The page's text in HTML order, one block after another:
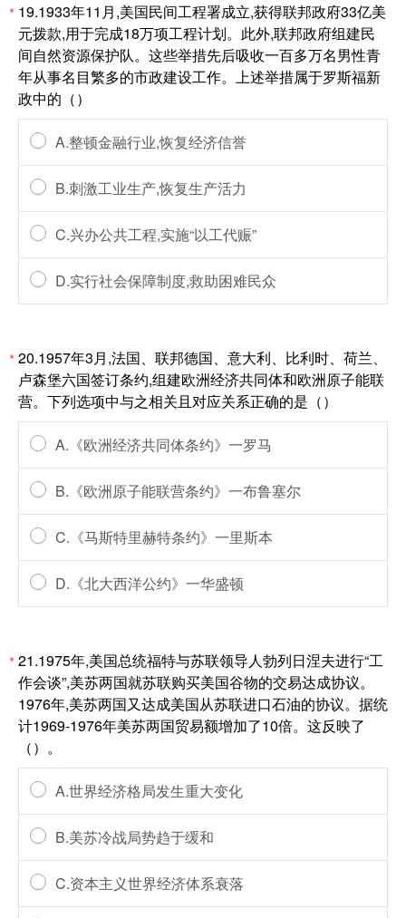
* 19.1933年11月,美国民间工程署成立,获得联邦政府33亿美
元拨款,用于完成18万项工程计划。此外,联邦政府组建民
间自然资源保护队。这些举措先后吸收一百多万名男性青
年从事名目繁多的市政建设工作。上述举措属于罗斯福新
政中的（）
A.整顿金融行业,恢复经济信誉
B.刺激工业生产,恢复生产活力
C.兴办公共工程,实施“以工代赈”
D.实行社会保障制度,救助困难民众
*20.1957年3月,法国、联邦德国、意大利、比利时、荷兰、
卢森堡六国签订条约,组建欧洲经济共同体和欧洲原子能联
营。下列选项中与之相关且对应关系正确的是（）
A.《欧洲经济共同体条约》一罗马
B.《欧洲原子能联营条约》一布鲁塞尔
C.《马斯特里赫特条约》一里斯本
D.《北大西洋公约》一华盛顿
*21.1975年,美国总统福特与苏联领导人勃列日涅夫进行“工
作会谈”,美苏两国就苏联购买美国谷物的交易达成协议。
1976年,美苏两国又达成美国从苏联进口石油的协议。据统
计1969-1976年美苏两国贸易额增加了10倍。这反映了
（）。
A.世界经济格局发生重大变化
B.美苏冷战局势趋于缓和
C.资本主义世界经济体系衰落